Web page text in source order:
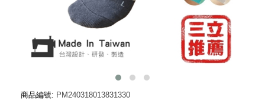
商品編號: PM240318013831330